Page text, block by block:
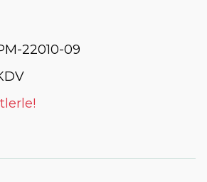
22010-09